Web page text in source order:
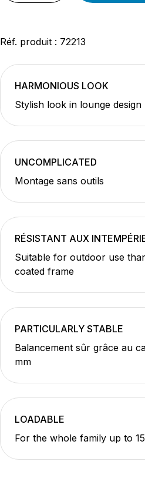
Réf. produit : 72213
HARMONIOUS LOOK
Stylish look in lounge design
UNCOMPLICATED
Montage sans outils
RÉSISTANT AUX
Suitable for outdoor use
coated frame
PARTICULARLY STABLE
Balancement sûr grâce au
mm
LOADABLE
For the whole family up to